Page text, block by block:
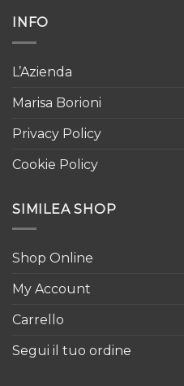
INFO
L’Azienda
Marisa Borioni
Privacy Policy
Cookie Policy
SIMILEA SHOP
Shop Online
My Account
Carrello
Segui il tuo ordine